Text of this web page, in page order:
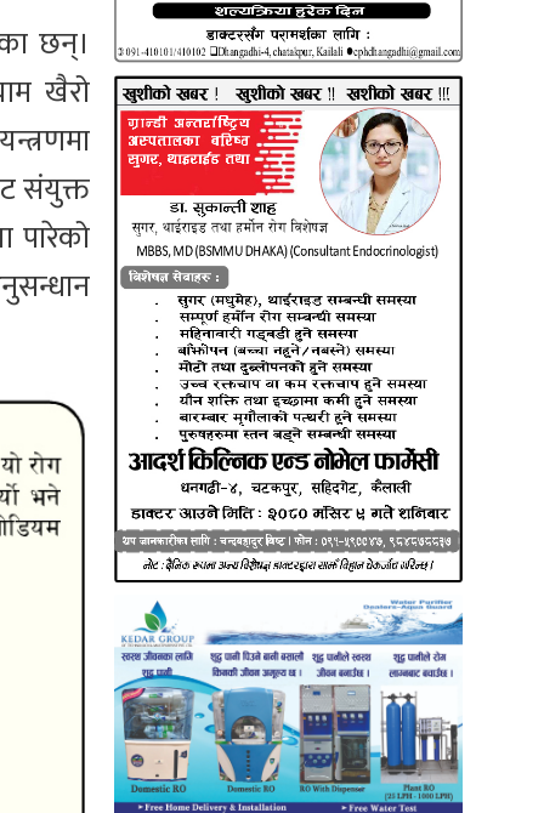
छन्।
खैरो
संयुक्त
पारेको